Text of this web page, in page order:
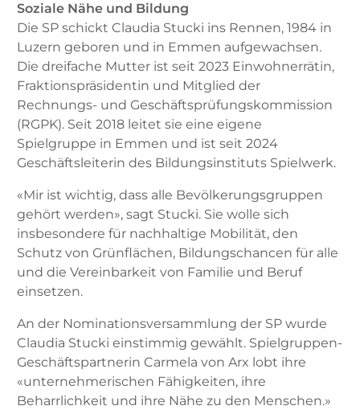
Soziale Nähe und Bildung
Die SP schickt Claudia Stucki ins Rennen, 1984 in
Luzern geboren und in Emmen aufgewachsen.
Die dreifache Mutter ist seit 2023 Einwohnerrätin,
Fraktionspräsidentin und Mitglied der
Rechnungs- und Geschäftsprüfungskommission
(RGPK). Seit 2018 leitet sie eine eigene
Spielgruppe in Emmen und ist seit 2024
Geschäftsleiterin des Bildungsinstituts Spielwerk.
«Mir ist wichtig, dass alle Bevölkerungsgruppen
gehört werden», sagt Stucki. Sie wolle sich
insbesondere für nachhaltige Mobilität, den
Schutz von Grünflächen, Bildungschancen für alle
und die Vereinbarkeit von Familie und Beruf
einsetzen.
An der Nominationsversammlung der SP wurde
Claudia Stucki einstimmig gewählt. Spielgruppen-
Geschäftspartnerin Carmela von Arx lobt ihre
«unternehmerischen Fähigkeiten, ihre
Beharrlichkeit und ihre Nähe zu den Menschen.»